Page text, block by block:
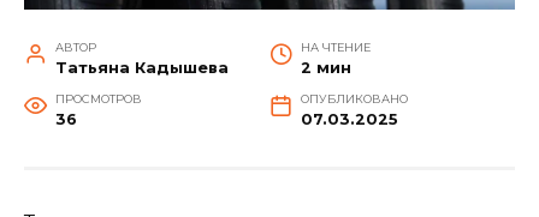
АВТОР
Татьяна Кадышева
НА ЧТЕНИЕ
2 мин
ПРОСМОТРОВ
36
ОПУБЛИКОВАНО
07.03.2025